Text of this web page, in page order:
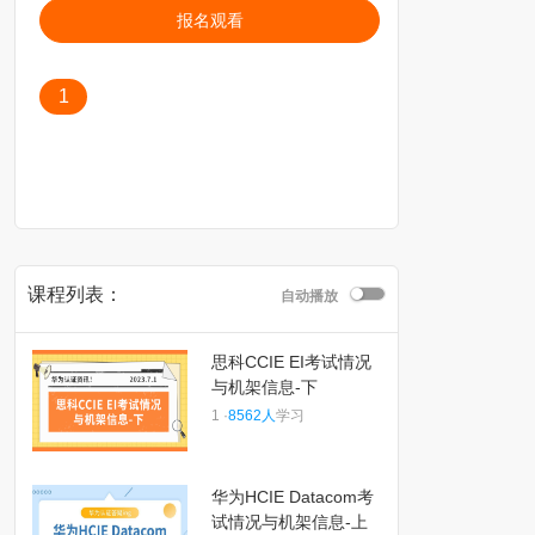
报名观看
1
课程列表： 自动播放
思科CCIE EI考试情况
与机架信息-下
1 ·8562人学习
华为HCIE Datacom考
试情况与机架信息-上